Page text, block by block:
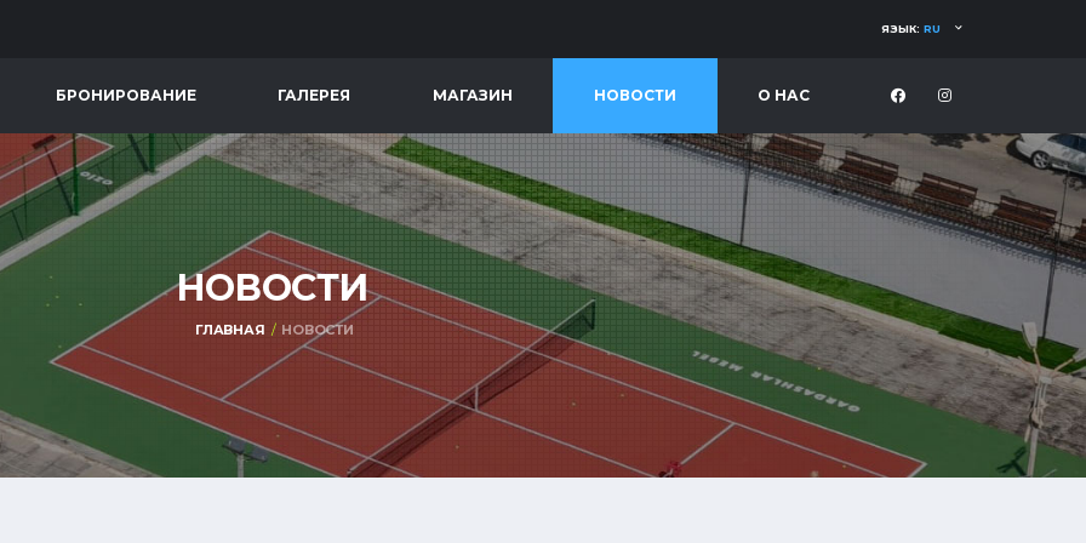
ЯЗЫК: RU
БРОНИРОВАНИЕ ГАЛЕРЕЯ МАГАЗИН НОВОСТИ О НАС
НОВОСТИ
ГЛАВНАЯ НОВОСТИ